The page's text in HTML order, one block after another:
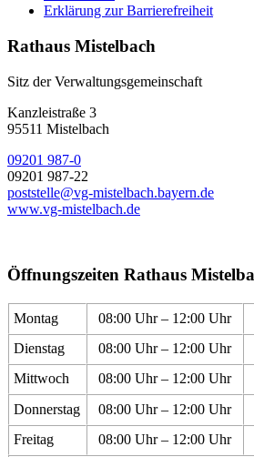
Erklärung zur Barrierefreiheit
Rathaus Mistelbach
Sitz der Verwaltungsgemeinschaft
Kanzleistraße 3
95511 Mistelbach
09201 987-0
09201 987-22
poststelle@vg-mistelbach.bayern.de
www.vg-mistelbach.de
Öffnungszeiten Rathaus
Montag 08:00 Uhr – 12:00 Uhr
Dienstag
08:00 Uhr – 12:00 Uhr
Mittwoch
08:00 Uhr – 12:00 Uhr
Donnerstag
08:00 Uhr – 12:00 Uhr
Freitag
08:00 Uhr – 12:00 Uhr